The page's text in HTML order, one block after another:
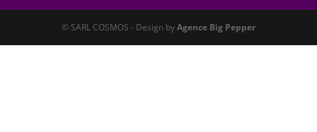
© SARL COSMOS - Design byAgence Big Pepper